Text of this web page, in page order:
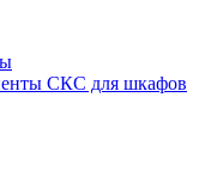
СКС для шкафов